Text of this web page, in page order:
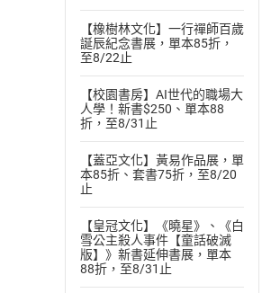
【橡樹林文化】一行禪師百歲
誕辰紀念書展，單本85折，
至8/22止
【校園書房】AI世代的職場大
人學！新書$250、單本88
折，至8/31止
【蓋亞文化】黃易作品展，單
本85折、套書75折，至8/20
止
【皇冠文化】《曉星》、《白
雪公主殺人事件【童話破滅
版】》新書延伸書展，單本
88折，至8/31止